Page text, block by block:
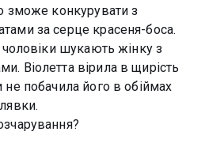
зможе конкурувати з
за серце красеня-боса.
чоловіки шукають жінку з
Віолетта вірила в щирість
побачила його в обіймах